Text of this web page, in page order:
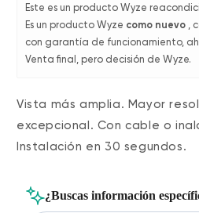
Este es un producto Wyze
Es un producto Wyze como nuevo ,
con garantía de funcionamiento,
Venta final, pero decisión de Wyze.
Vista más amplia. Mayor
excepcional. Con cable o
Instalación en 30 segundos.